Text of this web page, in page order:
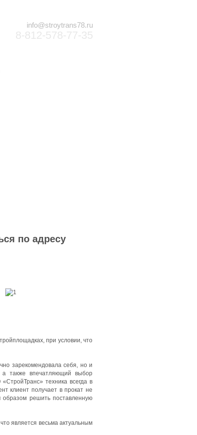
info@stroytrans78.ru
по адресу
при условии, что
зарекомендовала себя, но и
а также впечатляющий выбор
техника всегда в
клиент получает в прокат не
решить поставленную
является весьма актуальным